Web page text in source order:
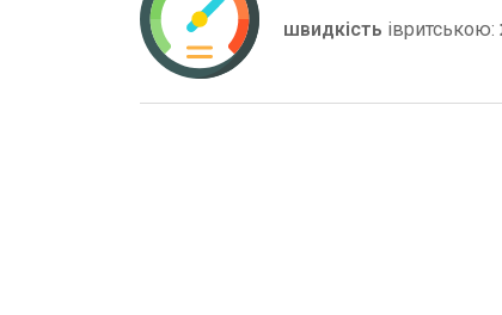
швидкість івритською: